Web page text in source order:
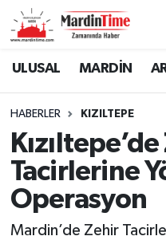
ULUSAL MARDİN
HABERLER KIZILTEPE
Tacirlerine
Operasyon
Mardin’de Zehir
Mardin Nöbetçi
Mardin Namaz
Mardin Trafik
Süper Lig Puan